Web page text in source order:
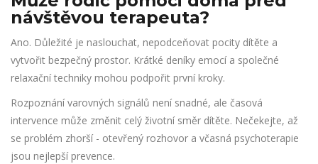
návštěvou terapeuta?
Ano. Důležité je naslouchat, nepodceňovat pocity dítěte a
vytvořit bezpečný prostor. Krátké deníky emocí a společné
relaxační techniky mohou podpořit první kroky.
Rozpoznání varovných signálů není snadné, ale časová
intervence může změnit celý životní směr dítěte. Nečekejte, až
se problém zhorší - otevřený rozhovor a včasná psychoterapie
jsou nejlepší prevence.